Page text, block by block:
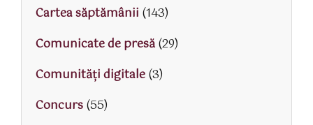
Cartea săptămânii (143)
Comunicate de presă(29)
Comunități digitale(3)
Concurs(55)